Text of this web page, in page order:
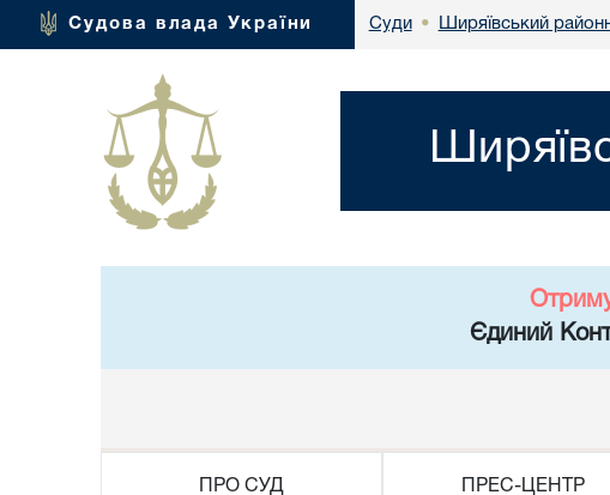
Судова влада України Суди • Ширяївський
Єдиний
ПРО СУД ПРЕС-ЦЕНТР